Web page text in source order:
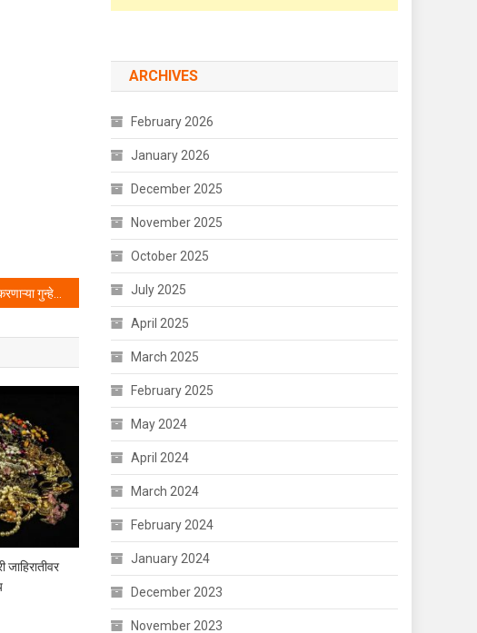
ऑनलाईन फसवणूक करणाऱ्या गुन्हेगारास पोलिसांनी केली अटक.
जाहिरातीवर
ARCHIVES
February 2026
January 2026
December 2025
November 2025
October 2025
July 2025
April 2025
March 2025
February 2025
May 2024
April 2024
March 2024
February 2024
January 2024
December 2023
November 2023